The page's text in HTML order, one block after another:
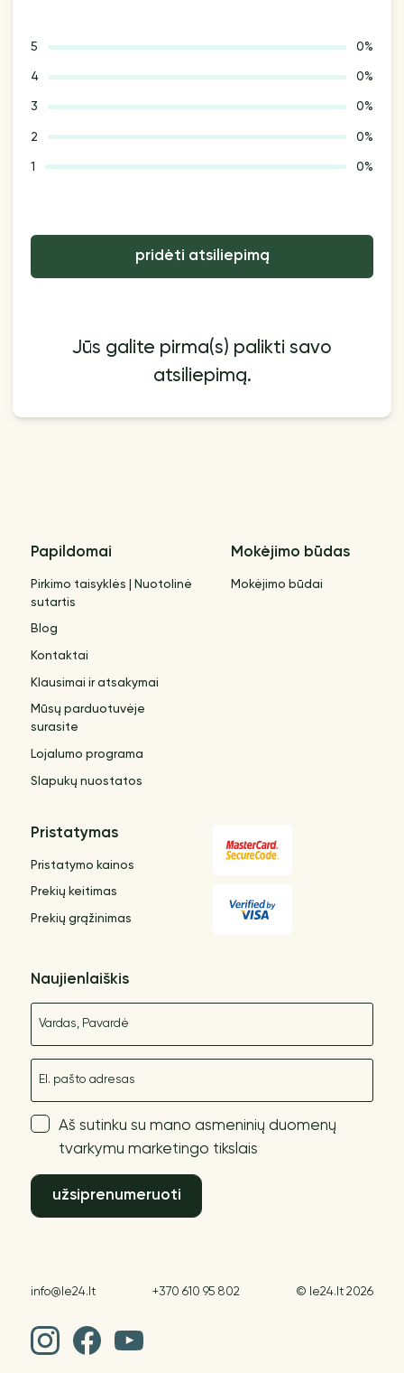
5 0%
4 0%
3 0%
2 0%
1 0%
pridėti atsiliepimą
Jūs galite pirma(s) palikti savo
atsiliepimą.
Papildomai
Pirkimo taisyklės | Nuotolinė
sutartis
Blog
Kontaktai
Klausimai ir atsakymai
Mūsų parduotuvėje
surasite
Lojalumo programa
Slapukų nuostatos
Mokėjimo būdas
Mokėjimo būdai
Pristatymas
Pristatymo kainos
Prekių keitimas
Prekių grąžinimas
Naujienlaiškis
Aš sutinku su mano asmeninių duomenų
tvarkymu marketingo tikslais
užsiprenumeruoti
info@le24.lt +370 610 95 802 © le24.lt 2026